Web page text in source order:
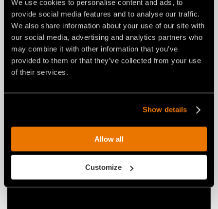
We use cookies to personalise content and ads, to
provide social media features and to analyse our traffic.
We also share information about your use of our site with
our social media, advertising and analytics partners who
may combine it with other information that you’ve
provided to them or that they’ve collected from your use
of their services.
Show details
Allow all
Customize
STRADALE RPL/SSL PER MINIPALA:
DAL NUOVO LAYOUT COMPATTO
ALL'INTERFACCIA UNIVERSALE.